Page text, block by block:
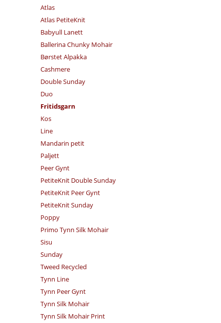
Atlas
Atlas PetiteKnit
Babyull Lanett
Ballerina Chunky Mohair
Børstet Alpakka
Cashmere
Double Sunday
Duo
Fritidsgarn
Kos
Line
Mandarin petit
Paljett
Peer Gynt
PetiteKnit Double Sunday
PetiteKnit Peer Gynt
PetiteKnit Sunday
Poppy
Primo Tynn Silk Mohair
Sisu
Sunday
Tweed Recycled
Tynn Line
Tynn Peer Gynt
Tynn Silk Mohair
Tynn Silk Mohair Print